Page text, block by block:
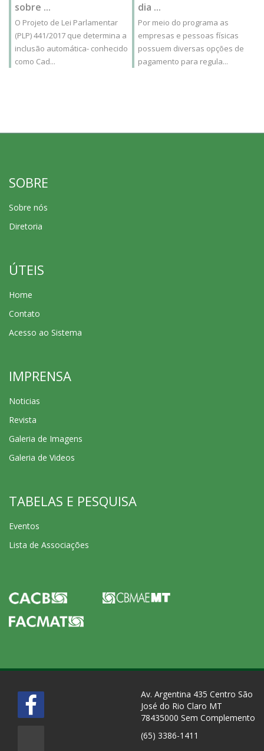
sobre ...
O Projeto de Lei Parlamentar
(PLP) 441/2017 que determina a
inclusão automática- conhecido
como Cad...
dia ...
Por meio do programa as
empresas e pessoas físicas
possuem diversas opções de
pagamento para regula...
SOBRE
Sobre nós
Diretoria
ÚTEIS
Home
Contato
Acesso ao Sistema
IMPRENSA
Noticias
Revista
Galeria de Imagens
Galeria de Videos
TABELAS E PESQUISA
Eventos
Lista de Associações
Av. Argentina 435 Centro São
José do Rio Claro MT
78435000 Sem Complemento
(65) 3386-1411